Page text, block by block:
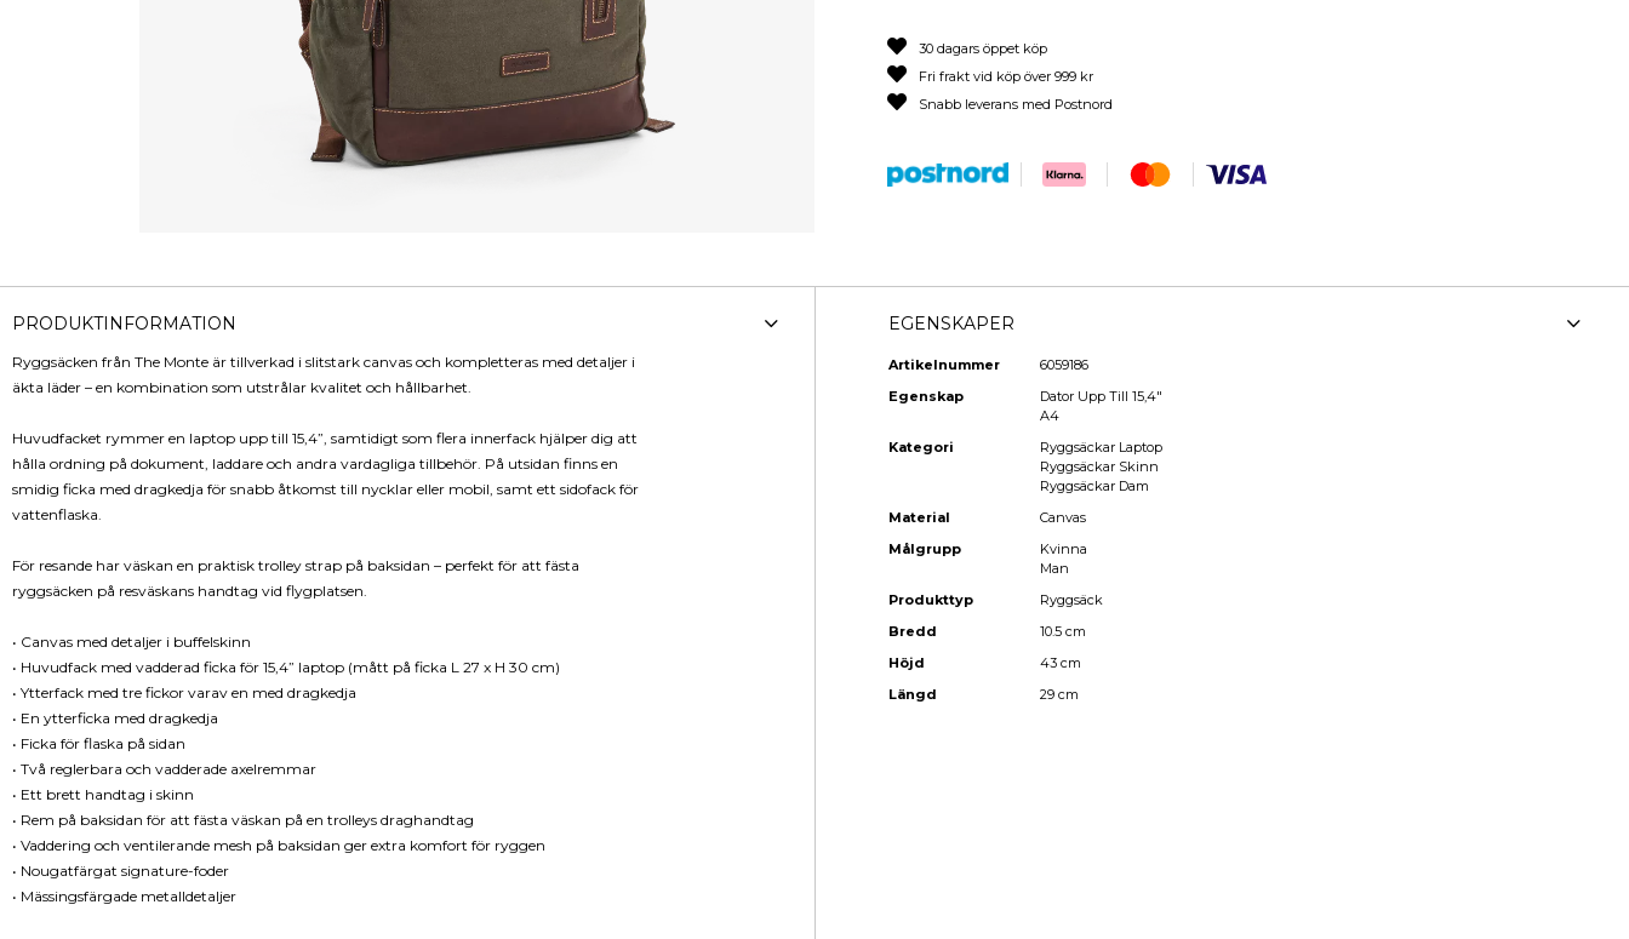
30 dagars öppet köp
Fri frakt vid köp över 999 kr
Snabb leverans med Postnord
PRODUKTINFORMATION
Ryggsäcken från The Monte är tillverkad i slitstark canvas och kompletteras med detaljer i
äkta läder – en kombination som utstrålar kvalitet och hållbarhet.
Huvudfacket rymmer en laptop upp till 15,4”, samtidigt som flera innerfack hjälper dig att
hålla ordning på dokument, laddare och andra vardagliga tillbehör. På utsidan finns en
smidig ficka med dragkedja för snabb åtkomst till nycklar eller mobil, samt ett sidofack för
vattenflaska.
För resande har väskan en praktisk trolley strap på baksidan – perfekt för att fästa
ryggsäcken på resväskans handtag vid flygplatsen.
• Canvas med detaljer i buffelskinn
• Huvudfack med vadderad ficka för 15,4” laptop (mått på ficka L 27 x H 30 cm)
• Ytterfack med tre fickor varav en med dragkedja
• En ytterficka med dragkedja
• Ficka för flaska på sidan
• Två reglerbara och vadderade axelremmar
• Ett brett handtag i skinn
• Rem på baksidan för att fästa väskan på en trolleys draghandtag
• Vaddering och ventilerande mesh på baksidan ger extra komfort för ryggen
• Nougatfärgat signature-foder
• Mässingsfärgade metalldetaljer
EGENSKAPER
Artikelnummer
6059186
Egenskap
Dator Upp Till 15,4"
A4
Kategori
Ryggsäckar Laptop
Ryggsäckar Skinn
Ryggsäckar Dam
Material
Canvas
Målgrupp
Kvinna
Man
Produkttyp
Ryggsäck
Bredd
10.5 cm
Höjd
43 cm
Längd
29 cm